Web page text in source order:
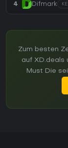
4 Difmark
Zum besten
auf XD.deals
Must Die